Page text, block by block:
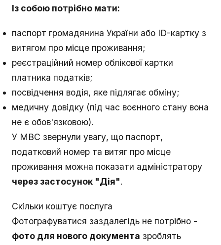
Із собою потрібно мати:
паспорт громадянина України або ID-картку з
витягом про місце проживання;
реєстраційний номер облікової картки
платника податків;
посвідчення водія, яке підлягає обміну;
медичну довідку (під час воєнного стану вона
не є обов'язковою).
У МВС звернули увагу, що паспорт,
податковий номер та витяг про місце
проживання можна показати адміністратору
через застосунок "Дія".
Скільки коштує послуга
Фотографуватися заздалегідь не потрібно -
фото для нового документа зроблять